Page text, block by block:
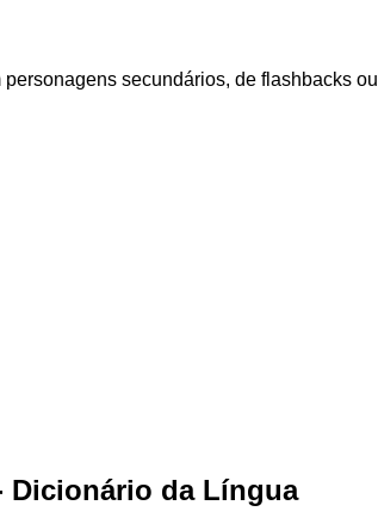
secundários, de flashbacks ou
Dicionário da Língua